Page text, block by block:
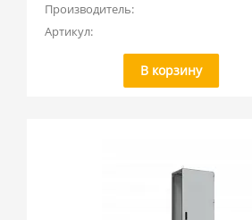
Производитель:
Артикул:
В корзину